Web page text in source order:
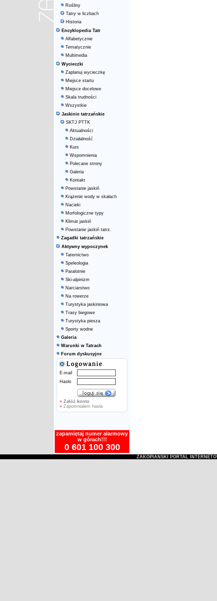
Rośliny
Tatry w liczbach
Historia
Encyklopedia Tatr
Alfabetycznie
Tematycznie
Multimedia
Wycieczki
Zaplanuj wycieczkę
Miejsce startu
Miejsce docelowe
Skala trudności
Wszystkie
Jaskinie tatrzańskie
SKTJ PTTK
Aktualności
Działalność
Kurs
Wspomnienia
Polecane strony
Galeria
Kontakt
Powstanie jaskiń
Krążenie wody w skałach
Nacieki
Morfologiczne typy
Klimat jaskiń
Powstanie jaskiń tatrz.
Zagadki tatrzańskie
Aktywny wypoczynek
Taternictwo
Speleologia
Paralotnie
Ski-alpinizm
Narciarstwo
Na rowerze
Turystyka jaskiniowa
Trasy biegowe
Turystyka piesza
Sporty wodne
Galeria
Warunki w Tatrach
Forum dyskusyjne
E-mail
Hasło
» Załóż konto
» Zapomniałem hasła
zapamiętaj numer alarmowy
w górach!!!
0 601 100 300
ZAKOPIAŃSKI PORTAL